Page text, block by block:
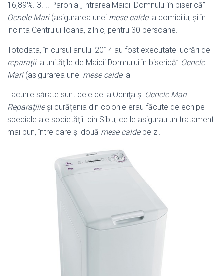
16,89%. 3. .. Parohia „Intrarea Maicii Domnului în biserică”
Ocnele Mari(asigurarea unei mese caldela domiciliu, şi în
incinta Centrului Ioana, zilnic, pentru 30 persoane.
Totodata, în cursul anului 2014 au fost executate lucrări de
reparaţiila unităţile de Maicii Domnului în biserică” Ocnele
Mari(asigurarea unei mese caldela
Lacurile sărate sunt cele de la Ocniţa şi Ocnele Mari.
Reparaţiileşi curăţenia din colonie erau făcute de echipe
speciale ale societăţii. din Sibiu, ce le asigurau un tratament
mai bun, între care şi două mese caldepe zi.